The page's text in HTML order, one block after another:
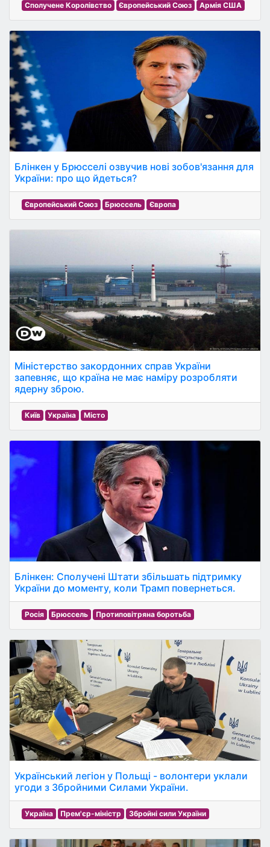
Сполучене Королівство Європейський Союз Армія США
Блінкен у Брюсселі озвучив нові зобов'язання для
України: про що йдеться?
Європейський Союз Брюссель Європа
Міністерство закордонних справ України
запевняє, що країна не має наміру розробляти
ядерну зброю.
Київ Україна Місто
Блінкен: Сполучені Штати збільшать підтримку
України до моменту, коли Трамп повернеться.
Росія Брюссель Протиповітряна боротьба
Український легіон у Польщі - волонтери уклали
угоди з Збройними Силами України.
Україна Прем'єр-міністр Збройні сили України